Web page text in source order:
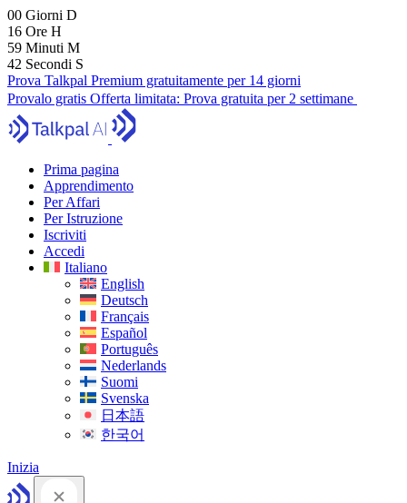
00 Giorni D
16 Ore H
59 Minuti M
41 Secondi S
Prova Talkpal Premium gratuitamente per 14 giorni
Provalo gratis Offerta limitata: Prova gratuita per 2 settimane
Prima pagina
Apprendimento
Per Affari
Per Istruzione
Iscriviti
Accedi
Italiano
English
Deutsch
Français
Español
Português
Nederlands
Suomi
Svenska
日本語
한국어
Inizia